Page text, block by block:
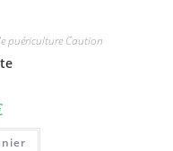
puériculture Caution